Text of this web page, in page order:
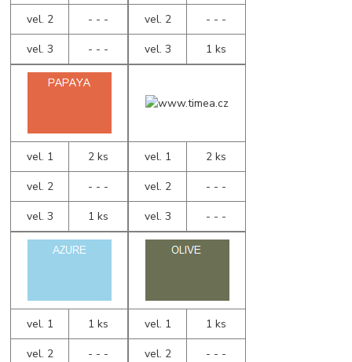
vel. 2
- - -
vel. 3
- - -
vel. 2
- - -
vel. 3
1 ks
vel. 1
2 ks
vel. 2
- - -
vel. 3
1 ks
vel. 1
2 ks
vel. 2
- - -
vel. 3
- - -
vel. 1
1 ks
vel. 2
- - -
vel. 1
1 ks
vel. 2
- - -